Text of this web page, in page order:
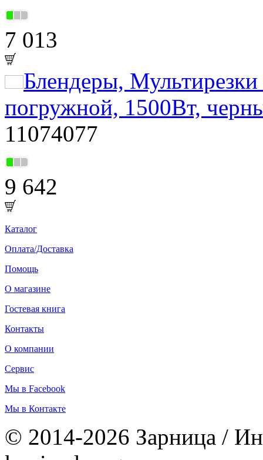
7 013
Блендеры,
погружной, 1500Вт,
11074077
9 642
Каталог
Оплата/Доставка
Помощь
О магазине
Гостевая книга
Контакты
О компании
Сервис
Мы в Facebook
Мы в Контакте
© 2014-2026 Зарница /